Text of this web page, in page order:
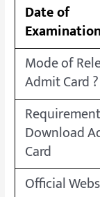
Date of
Examination
Mode of
Admit Card ?
Download
Card
Official